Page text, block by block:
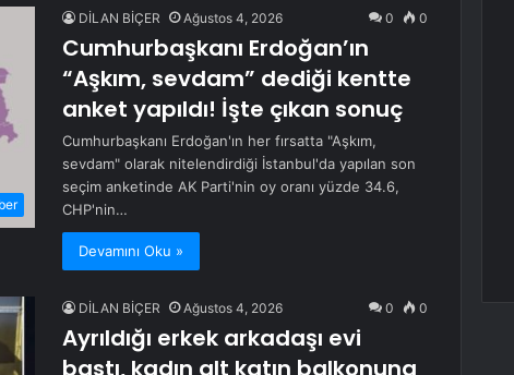
DİLAN BİÇER Ağustos 4, 2026 0 0
Cumhurbaşkanı Erdoğan’ın
“Aşkım, sevdam” dediği kentte
anket yapıldı! İşte çıkan sonuç
Cumhurbaşkanı Erdoğan'ın her fırsatta "Aşkım,
sevdam" olarak nitelendirdiği İstanbul'da yapılan son
seçim anketinde AK Parti'nin oy oranı yüzde 34.6,
CHP'nin…
Devamını Oku »
DİLAN BİÇER Ağustos 4, 2026 0 0
Ayrıldığı erkek arkadaşı evi
bastı, kadın alt katın balkonuna